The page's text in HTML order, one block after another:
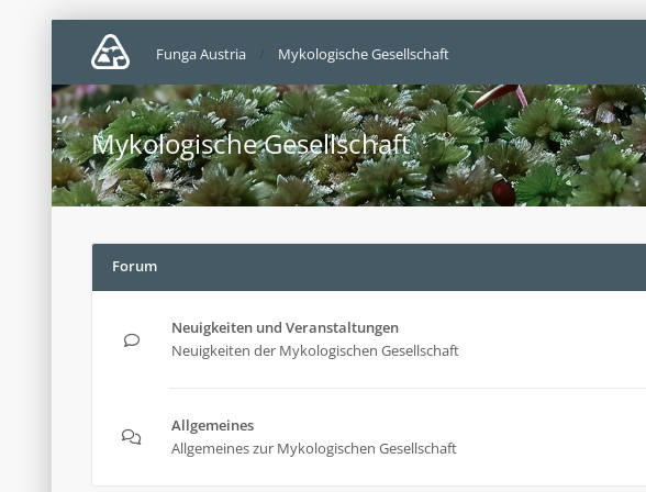
Funga Austria Mykologische Gesellschaft
Mykologische Gesellschaft
Forum
Neuigkeiten und Veranstaltungen
Neuigkeiten der Mykologischen Gesellschaft
Allgemeines
Allgemeines zur Mykologischen Gesellschaft